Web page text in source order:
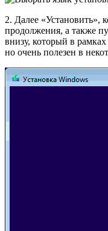
2. Далее «Установить»,
продолжения, а также
внизу, который в рамках
но очень полезен в